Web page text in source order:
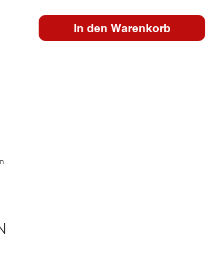
In den Warenkorb